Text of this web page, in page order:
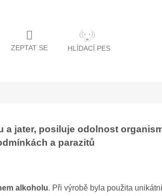
ZEPTAT SE HLÍDACÍ PES
a jater, posiluje odolnost
a parazitů
alkoholu. Při výrobě byla použita unikátní